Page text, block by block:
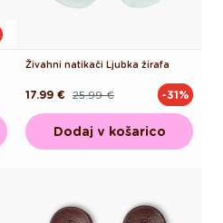
Živahni natikači Ljubka žirafa
Redna
25.99 €
Akcijska
17.99 € -31%
Dodaj v košarico